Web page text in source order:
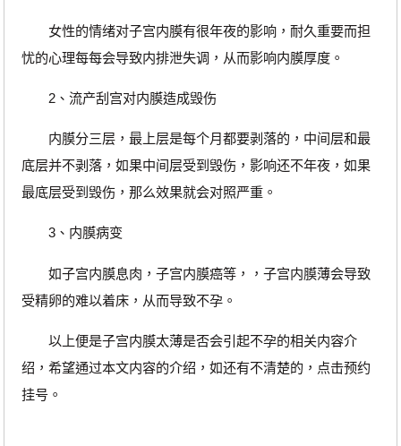
女性的情绪对子宫内膜有很年夜的影响，耐久重要而担
忧的心理每每会导致内排泄失调，从而影响内膜厚度。
2、流产刮宫对内膜造成毁伤
内膜分三层，最上层是每个月都要剥落的，中间层和最
底层并不剥落，如果中间层受到毁伤，影响还不年夜，如果
最底层受到毁伤，那么效果就会对照严重。
3、内膜病变
如子宫内膜息肉，子宫内膜癌等，，子宫内膜薄会导致
受精卵的难以着床，从而导致不孕。
以上便是子宫内膜太薄是否会引起不孕的相关内容介
绍，希望通过本文内容的介绍，如还有不清楚的，点击预约
挂号。